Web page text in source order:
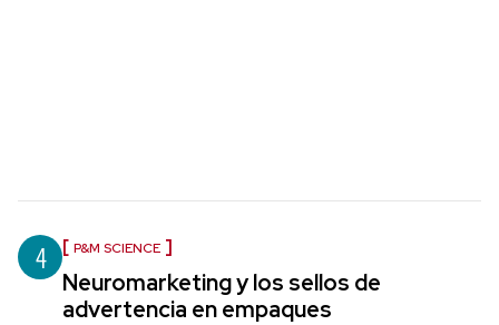
4 P&M SCIENCE
Neuromarketing y los sellos de
advertencia en empaques